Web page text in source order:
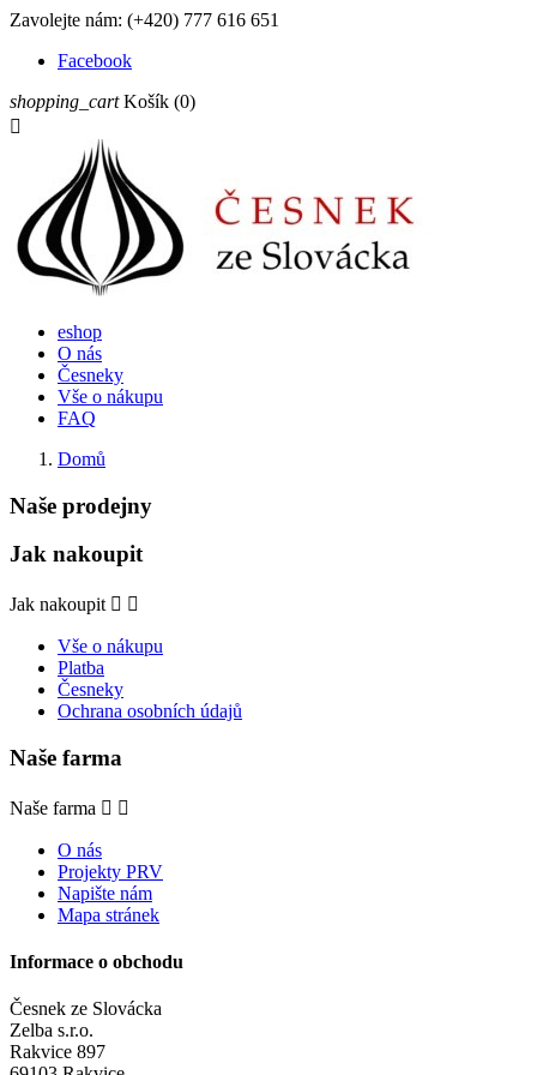
Zavolejte nám: (+420) 777 616 651
Facebook
shopping_cart Košík (0)

eshop
O nás
Česneky
Vše o nákupu
FAQ
Domů
Naše prodejny
Jak nakoupit
Jak nakoupit  
Vše o nákupu
Platba
Česneky
Ochrana osobních údajů
Naše farma
Naše farma  
O nás
Projekty PRV
Napište nám
Mapa stránek
Informace o obchodu
Česnek ze Slovácka
Zelba s.r.o.
Rakvice 897